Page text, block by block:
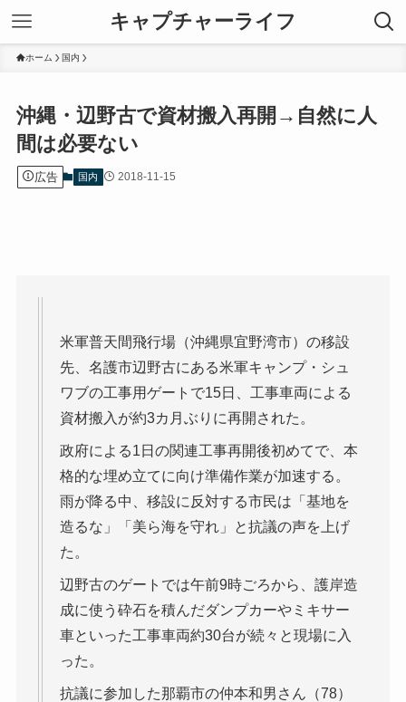
キャプチャーライフ
ホーム 国内
沖縄・辺野古で資材搬入再開→自然に人
間は必要ない
広告 国内 2018-11-15
米軍普天間飛行場（沖縄県宜野湾市）の移設
先、名護市辺野古にある米軍キャンプ・シュ
ワブの工事用ゲートで15日、工事車両による
資材搬入が約3カ月ぶりに再開された。
政府による1日の関連工事再開後初めてで、本
格的な埋め立てに向け準備作業が加速する。
雨が降る中、移設に反対する市民は「基地を
造るな」「美ら海を守れ」と抗議の声を上げ
た。
辺野古のゲートでは午前9時ごろから、護岸造
成に使う砕石を積んだダンプカーやミキサー
車といった工事車両約30台が続々と現場に入
った。
抗議に参加した那覇市の仲本和男さん（78）